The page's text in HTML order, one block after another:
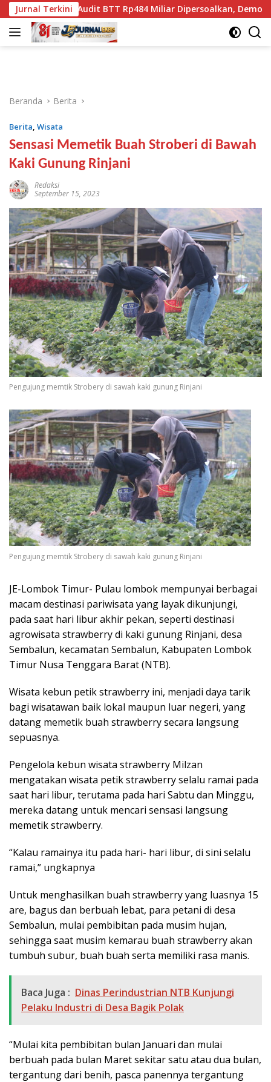
Langsung
ke
konten
Jurnal Terkini
Audit BTT Rp484 Miliar Dipersoalkan, Demokrat-PDIP NTB
Beranda Berita
Berita, Wisata
Sensasi Memetik Buah Stroberi di Bawah
Kaki Gunung Rinjani
Redaksi
September 15, 2023
Pengujung memtik Strobery di sawah kaki gunung Rinjani
Pengujung memtik Strobery di sawah kaki gunung Rinjani
JE-Lombok Timur- Pulau lombok mempunyai berbagai
macam destinasi pariwisata yang layak dikunjungi,
pada saat hari libur akhir pekan, seperti destinasi
agrowisata strawberry di kaki gunung Rinjani, desa
Sembalun, kecamatan Sembalun, Kabupaten Lombok
Timur Nusa Tenggara Barat (NTB).
Wisata kebun petik strawberry ini, menjadi daya tarik
bagi wisatawan baik lokal maupun luar negeri, yang
datang memetik buah strawberry secara langsung
sepuasnya.
Pengelola kebun wisata strawberry Milzan
mengatakan wisata petik strawberry selalu ramai pada
saat hari libur, terutama pada hari Sabtu dan Minggu,
mereka datang untuk mencari sensasi langsung
memetik strawberry.
“Kalau ramainya itu pada hari- hari libur, di sini selalu
ramai,” ungkapnya
Untuk menghasilkan buah strawberry yang luasnya 15
are, bagus dan berbuah lebat, para petani di desa
Sembalun, mulai pembibitan pada musim hujan,
sehingga saat musim kemarau buah strawberry akan
tumbuh subur, buah buah serta memiliki rasa manis.
Baca Juga : Dinas Perindustrian NTB Kunjungi
Pelaku Industri di Desa Bagik Polak
“Mulai kita pembibitan bulan Januari dan mulai
berbuah pada bulan Maret sekitar satu atau dua bulan,
tergantung dari benih, pasca panennya tergantung